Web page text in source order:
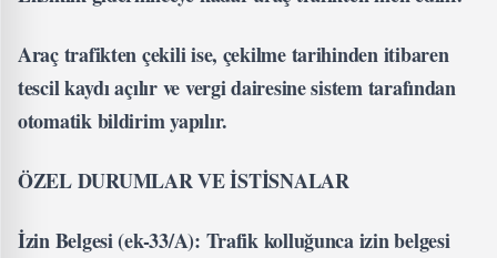
Araç trafikten çekili ise, çekilme tarihinden itibaren
tescil kaydı açılır ve vergi dairesine sistem tarafından
otomatik bildirim yapılır.
ÖZEL DURUMLAR VE İSTİSNALAR
İzin Belgesi (ek-33/A): Trafik kolluğunca izin belgesi